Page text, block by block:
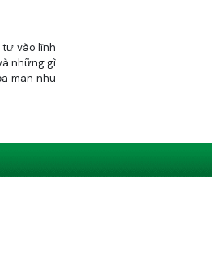
vào lĩnh
những gì
mãn nhu
Việt.
bên